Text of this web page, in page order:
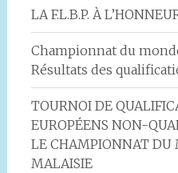
LA F.L.B.P. À
Championnat du
Résultats des
TOURNOI DE
EUROPÉENS NON-
LE CHAMPIONNAT DU
MALAISIE